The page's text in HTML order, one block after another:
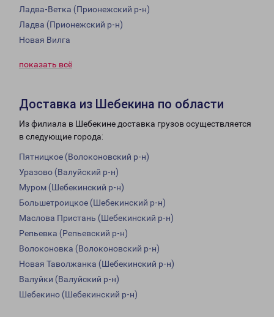
Ладва-Ветка (Прионежский р-н)
Ладва (Прионежский р-н)
Новая Вилга
показать всё
Доставка из Шебекина по области
Из филиала в Шебекине доставка грузов осуществляется
в следующие города:
Пятницкое (Волоконовский р-н)
Уразово (Валуйский р-н)
Муром (Шебекинский р-н)
Большетроицкое (Шебекинский р-н)
Маслова Пристань (Шебекинский р-н)
Репьевка (Репьевский р-н)
Волоконовка (Волоконовский р-н)
Новая Таволжанка (Шебекинский р-н)
Валуйки (Валуйский р-н)
Шебекино (Шебекинский р-н)